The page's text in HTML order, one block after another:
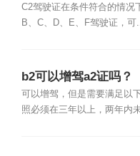
C2驾驶证在条件符合的情况
B、C、D、E、F驾驶证，可...
b2可以增驾a2证吗？
可以增驾，但是需要满足以
照必须在三年以上，两年内